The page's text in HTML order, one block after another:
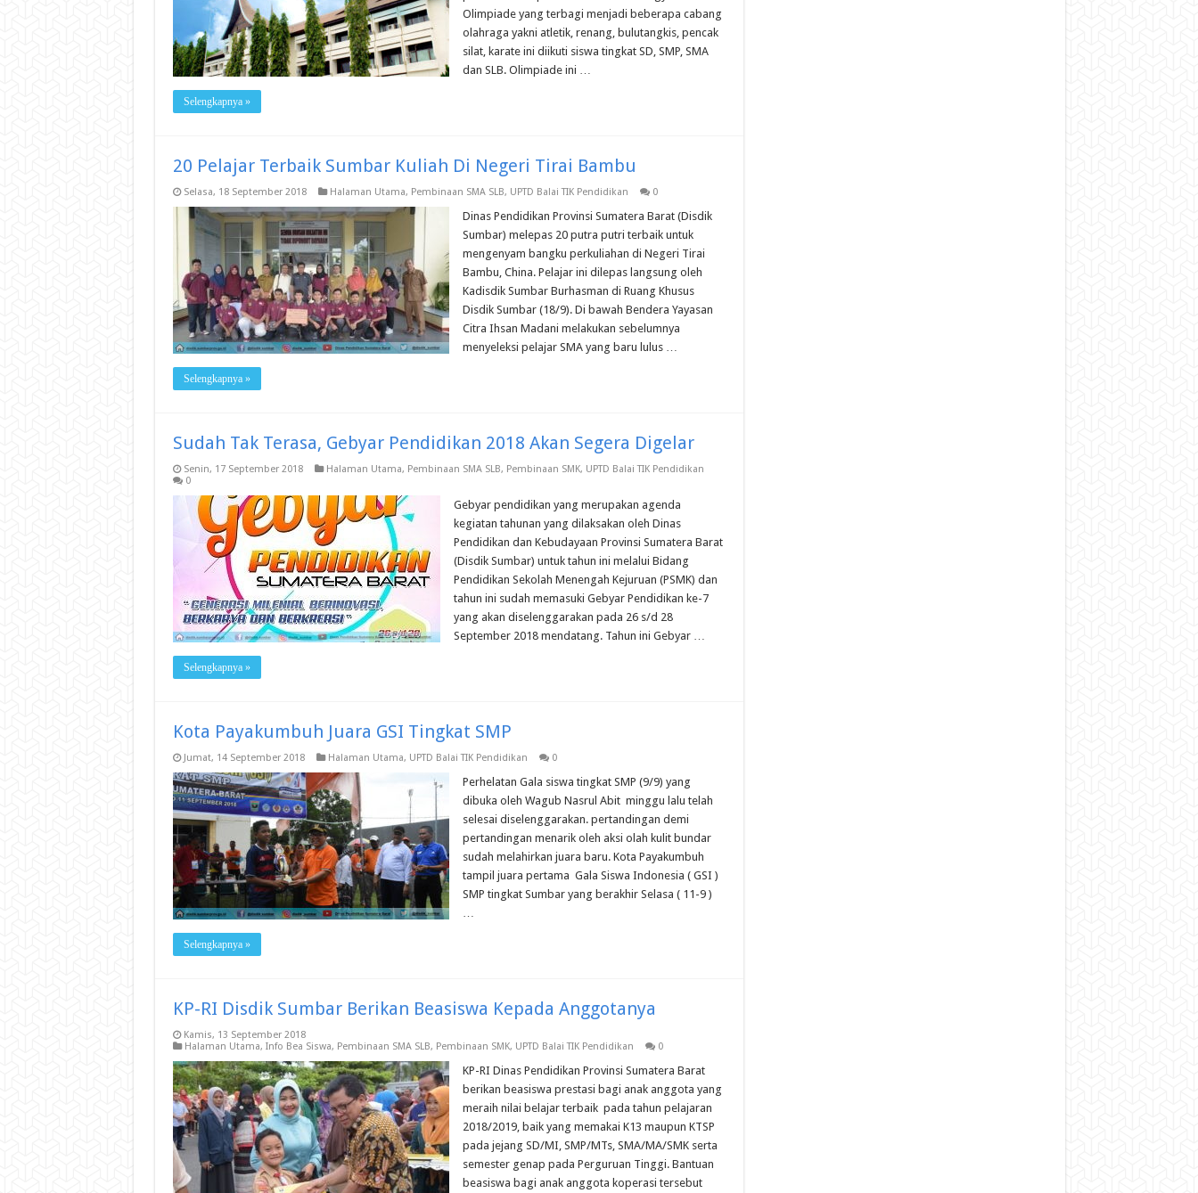
Olimpiade yang terbagi menjadi beberapa cabang
olahraga yakni atletik, renang, bulutangkis, pencak
silat, karate ini diikuti siswa tingkat SD, SMP, SMA
dan SLB. Olimpiade ini …
Selengkapnya »
20 Pelajar Terbaik Sumbar Kuliah Di Negeri Tirai Bambu
Selasa, 18 September 2018 Halaman Utama, Pembinaan SMA SLB, UPTD Balai TIK Pendidikan 0
Dinas Pendidikan Provinsi Sumatera Barat (Disdik
Sumbar) melepas 20 putra putri terbaik untuk
mengenyam bangku perkuliahan di Negeri Tirai
Bambu, China. Pelajar ini dilepas langsung oleh
Kadisdik Sumbar Burhasman di Ruang Khusus
Disdik Sumbar (18/9). Di bawah Bendera Yayasan
Citra Ihsan Madani melakukan sebelumnya
menyeleksi pelajar SMA yang baru lulus …
Selengkapnya »
Sudah Tak Terasa, Gebyar Pendidikan 2018 Akan Segera Digelar
Senin, 17 September 2018 Halaman Utama, Pembinaan SMA SLB, Pembinaan SMK, UPTD Balai TIK Pendidikan
0
Gebyar pendidikan yang merupakan agenda
kegiatan tahunan yang dilaksakan oleh Dinas
Pendidikan dan Kebudayaan Provinsi Sumatera Barat
(Disdik Sumbar) untuk tahun ini melalui Bidang
Pendidikan Sekolah Menengah Kejuruan (PSMK) dan
tahun ini sudah memasuki Gebyar Pendidikan ke-7
yang akan diselenggarakan pada 26 s/d 28
September 2018 mendatang. Tahun ini Gebyar …
Selengkapnya »
Kota Payakumbuh Juara GSI Tingkat SMP
Jumat, 14 September 2018 Halaman Utama, UPTD Balai TIK Pendidikan 0
Perhelatan Gala siswa tingkat SMP (9/9) yang
dibuka oleh Wagub Nasrul Abit minggu lalu telah
selesai diselenggarakan. pertandingan demi
pertandingan menarik oleh aksi olah kulit bundar
sudah melahirkan juara baru. Kota Payakumbuh
tampil juara pertama Gala Siswa Indonesia ( GSI )
SMP tingkat Sumbar yang berakhir Selasa ( 11-9 )
…
Selengkapnya »
KP-RI Disdik Sumbar Berikan Beasiswa Kepada Anggotanya
Kamis, 13 September 2018
Halaman Utama, Info Bea Siswa, Pembinaan SMA SLB, Pembinaan SMK, UPTD Balai TIK Pendidikan 0
KP-RI Dinas Pendidikan Provinsi Sumatera Barat
berikan beasiswa prestasi bagi anak anggota yang
meraih nilai belajar terbaik pada tahun pelajaran
2018/2019, baik yang memakai K13 maupun KTSP
pada jejang SD/MI, SMP/MTs, SMA/MA/SMK serta
semester genap pada Perguruan Tinggi. Bantuan
beasiswa bagi anak anggota koperasi tersebut